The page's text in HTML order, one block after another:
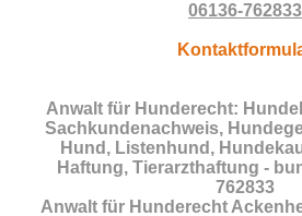
06136-762833
Anwalt für Hunderecht:
Sachkundenachweis,
Hund, Listenhund,
Haftung, Tierarzthaftung -
762833
Anwalt für Hunderecht